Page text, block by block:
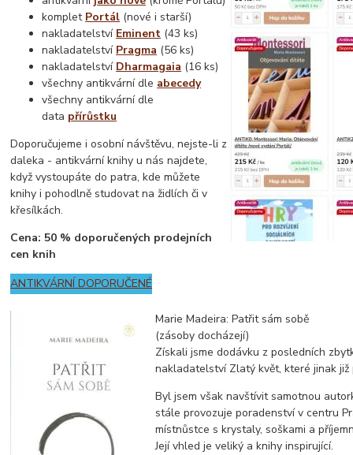
komplet Portál (nové i starší)
nakladatelství Eminent (43 ks)
nakladatelství Pragma (56 ks)
nakladatelství Dharmagaia (16 ks)
všechny antikvární dle abecedy
všechny antikvární dle
data přírůstku
Doporučujeme i osobní návštěvu, nejste-li z
daleka - antikvární knihy u nás najdete,
když vystoupáte do patra, kde můžete
knihy i pohodlně studovat na židlích či v
křesílkách.
Cena: 50 % doporučených prodejních
cen knih
ANTIKVÁRNÍ DOPORUČENÉ
Marie Madeira: Patřit sám sobě
(zásoby docházejí)
Získali jsme dodávku z posledních
nakladatelství Zlatý květ, které jinak
Byl jsem však navštívit samotnou
stále provozuje poradenství v centru
místnůstce s krystaly, soškami a
Její vhled je veliký a knihy inspirující.